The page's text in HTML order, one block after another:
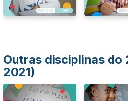
Outras disciplinas do
2021)